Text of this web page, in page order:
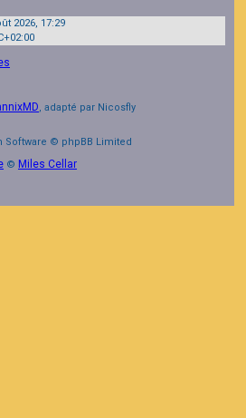
2026, 17:29
, adapté par Nicosfly
Software © phpBB Limited
© Miles Cellar